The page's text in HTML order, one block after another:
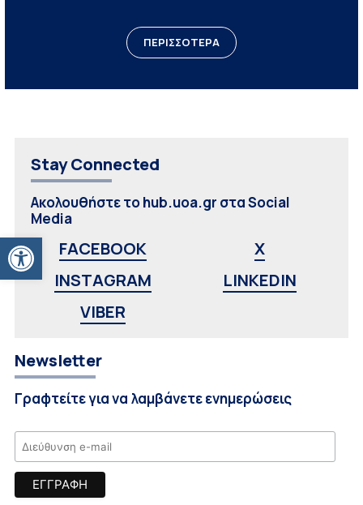
Ανοίξτε τη γραμμή εργαλείων
ΠΕΡΙΣΣΟΤΕΡΑ
Stay Connected
Ακολουθήστε το hub.uoa.gr στα Social
Media
FACEBOOK
X
INSTAGRAM
LINKEDIN
VIBER
Newsletter
Γραφτείτε για να λαμβάνετε ενημερώσεις